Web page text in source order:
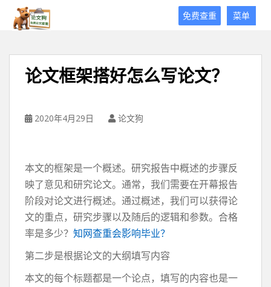
菜单
免费查重
论文框架搭好怎么写论文？
2020年4月29日 论文狗
本文的框架是一个概述。研究报告中概述的步骤反
映了意见和研究论文。通常，我们需要在开幕报告
阶段对论文进行概述。通过概述，我们可以获得论
文的重点，研究步骤以及随后的逻辑和参数。合格
率是多少？ 知网查重会影响毕业？
第二步是根据论文的大纲填写内容
本文的每个标题都是一个论点，填写的内容也是一